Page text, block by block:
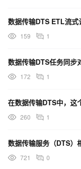
数据传输DTS ETL流
159 1
数据传输DTS任务同步
172 1
在数据传输DTS中，这
260 1
数据传输服务（DTS）
721 0